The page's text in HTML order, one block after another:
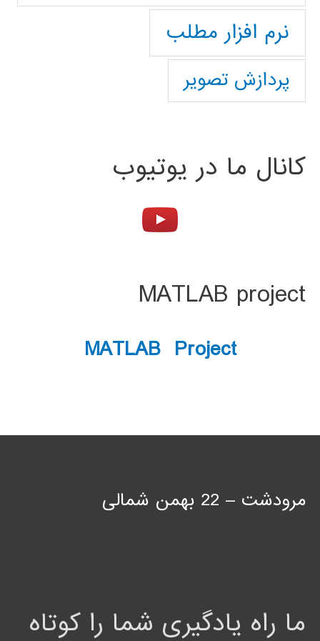
نرم افزار مطلب
پردازش تصویر
کانال ما در یوتیوب
MATLAB project
MATLAB Project
مرودشت – 22 بهمن شمالی
ما راه یادگیری شما را کوتاه